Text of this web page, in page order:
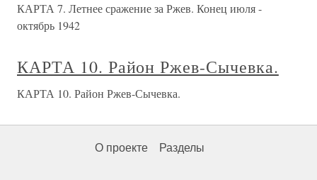
КАРТА 7. Летнее сражение за Ржев. Конец июля -
октябрь 1942
КАРТА 10. Район Ржев-Сычевка.
КАРТА 10. Район Ржев-Сычевка.
О проекте Разделы